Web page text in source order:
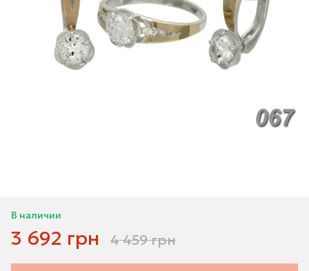
В наличии
3 692 грн 4 459 грн